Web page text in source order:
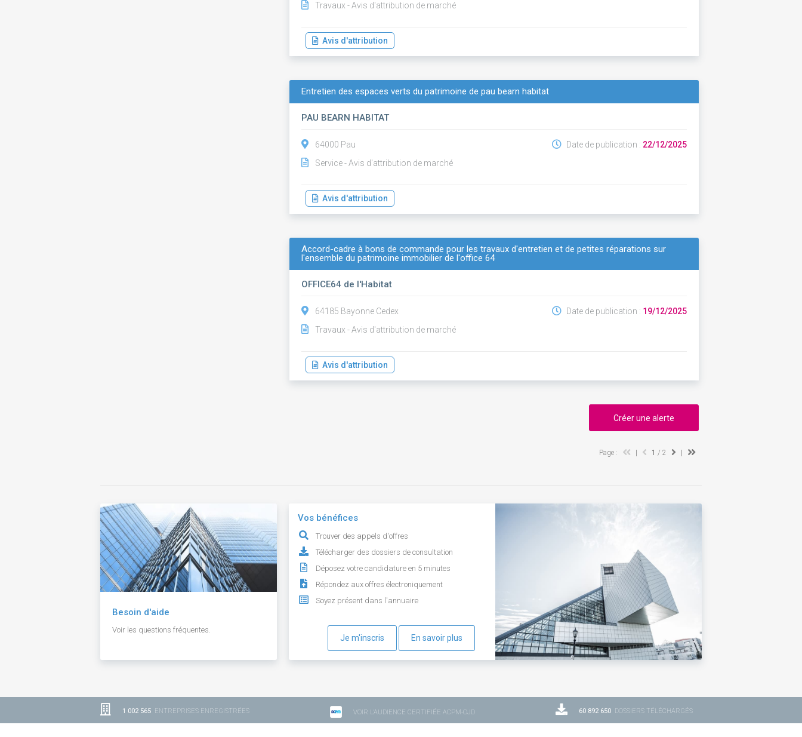
Travaux - Avis d'attribution de marché
Avis d'attribution
Entretien des espaces verts du patrimoine de pau bearn habitat
PAU BEARN HABITAT
64000 Pau
Service - Avis d'attribution de marché
Date de publication : 22/12/2025
Avis d'attribution
Accord-cadre à bons de commande pour les travaux d'entretien et de petites réparations sur
l'ensemble du patrimoine immobilier de l'office 64
OFFICE64 de l'Habitat
64185 Bayonne Cedex
Travaux - Avis d'attribution de marché
Date de publication : 19/12/2025
Avis d'attribution
Créer une alerte
Page : 1 / 2
Besoin d'aide
Voir les questions fréquentes.
Vos bénéfices
Trouver des appels d'offres
Télécharger des dossiers de consultation
Déposez votre candidature en 5 minutes
Répondez aux offres électroniquement
Soyez présent dans l'annuaire
Je m'inscris En savoir plus
1 002 565 ENTREPRISES ENREGISTRÉES VOIR L'AUDIENCE CERTIFIÉE ACPM-OJD 60 892 650 DOSSIERS TÉLÉCHARGÉS